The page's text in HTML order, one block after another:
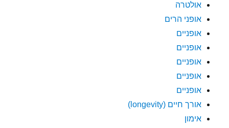
אולטרה
אופני הרים
אופניים
אופניים
אופניים
אופניים
אופניים
אורך חיים (longevity)
אימון